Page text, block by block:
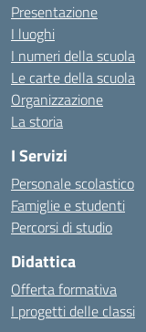
Presentazione
I luoghi
I numeri della scuola
Le carte della scuola
Organizzazione
La storia
I Servizi
Personale scolastico
Famiglie e studenti
Percorsi di studio
Didattica
Offerta formativa
I progetti delle classi